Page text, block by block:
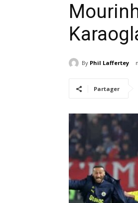
By Phil Laffertey
Partager